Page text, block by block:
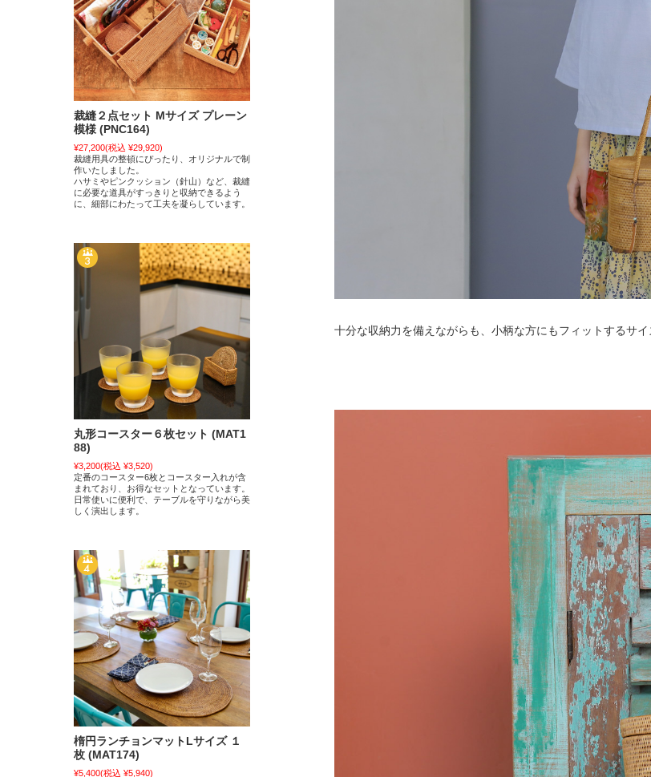
十分な収納力を備えながらも、小柄な方にもフィットするサイ
裁縫２点セット Mサイズ プレーン
模様 (PNC164)
¥27,200(税込 ¥29,920)
裁縫用具の整頓にぴったり、オリジナルで制
作いたしました。
ハサミやピンクッション（針山）など、裁縫
に必要な道具がすっきりと収納できるよう
に、細部にわたって工夫を凝らしています。
丸形コースター６枚セット (MAT1
88)
¥3,200(税込 ¥3,520)
定番のコースター6枚とコースター入れが含
まれており、お得なセットとなっています。
日常使いに便利で、テーブルを守りながら美
しく演出します。
楕円ランチョンマットLサイズ １
枚 (MAT174)
¥5,400(税込 ¥5,940)